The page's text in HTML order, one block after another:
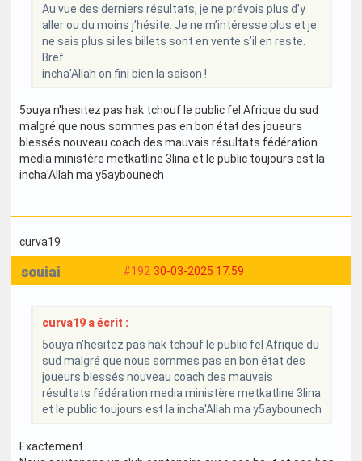
Au vue des derniers résultats, je ne prévois plus d’y
aller ou du moins j’hésite. Je ne m’intéresse plus et je
ne sais plus si les billets sont en vente s’il en reste.
Bref.
incha'Allah on fini bien la saison !
5ouya n'hesitez pas hak tchouf le public fel Afrique du sud
malgré que nous sommes pas en bon état des joueurs
blessés nouveau coach des mauvais résultats fédération
media ministère metkatline 3lina et le public toujours est la
incha'Allah ma y5aybounech
curva19
#192 30-03-2025 17:59
souiai
curva19 a écrit :
5ouya n'hesitez pas hak tchouf le public fel Afrique du
sud malgré que nous sommes pas en bon état des
joueurs blessés nouveau coach des mauvais
résultats fédération media ministère metkatline 3lina
et le public toujours est la incha'Allah ma y5aybounech
Exactement.